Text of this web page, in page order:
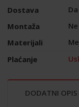
Dostava
Da
Montaža
Ne
Materijali
Plaćanje
DODATNI OPIS